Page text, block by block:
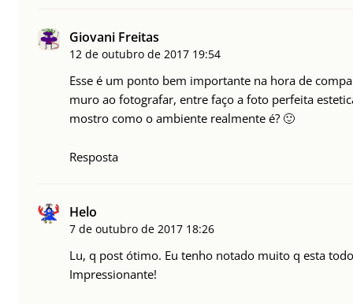
Giovani Freitas
12 de outubro de 2017 19:54
Esse é um ponto bem importante na hora de
muro ao fotografar, entre faço a foto perfeita
mostro como o ambiente realmente é? 🙂
Resposta
Helo
7 de outubro de 2017 18:26
Lu, q post ótimo. Eu tenho notado muito q esta
Impressionante!